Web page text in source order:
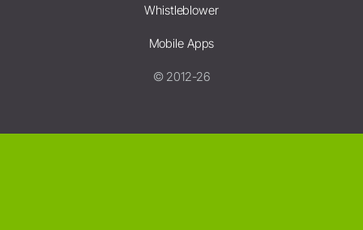
Whistleblower
Mobile Apps
© 2012-26